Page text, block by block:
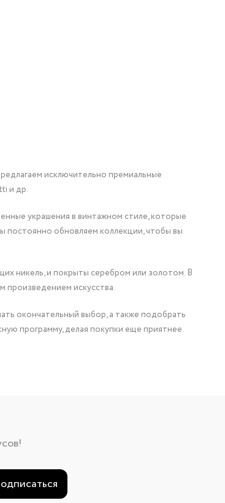
исключительно премиальные
и др.
украшения в винтажном стиле, которые
постоянно обновляем коллекции, чтобы вы
никель, и покрыты серебром или золотом. В
произведением искусства.
окончательный выбор, а также подобрать
программу, делая покупки еще приятнее.